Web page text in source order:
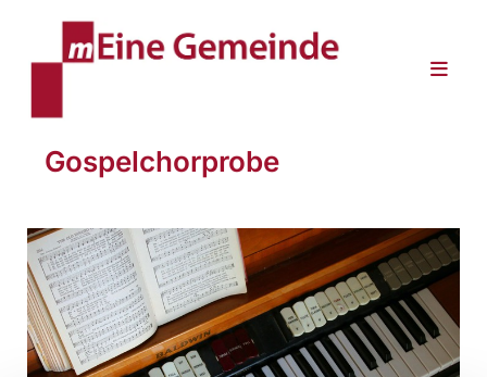
Gospelchorprobe